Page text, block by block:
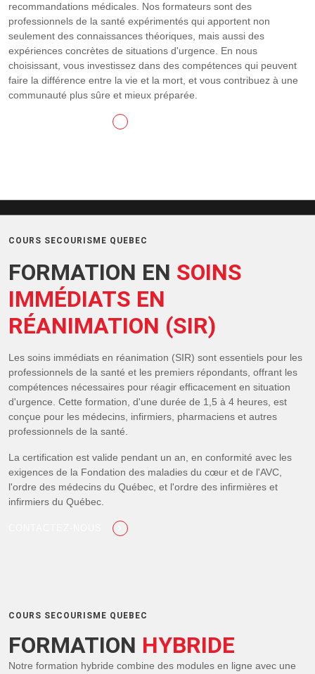
recommandations médicales. Nos formateurs sont des
professionnels de la santé expérimentés qui apportent non
seulement des connaissances théoriques, mais aussi des
expériences concrètes de situations d'urgence. En nous
choisissant, vous investissez dans des compétences qui peuvent
faire la différence entre la vie et la mort, et vous contribuez à une
communauté plus sûre et mieux préparée.
COURS SECOURISME QUEBEC
FORMATION EN SOINS
IMMÉDIATS EN
RÉANIMATION (SIR)
Les soins immédiats en réanimation (SIR) sont essentiels pour les
professionnels de la santé et les premiers répondants, offrant les
compétences nécessaires pour réagir efficacement en situation
d'urgence. Cette formation, d'une durée de 1,5 à 4 heures, est
conçue pour les médecins, infirmiers, pharmaciens et autres
professionnels de la santé.
La certification est valide pendant un an, en conformité avec les
exigences de la Fondation des maladies du cœur et de l'AVC,
l'ordre des médecins du Québec, et l'ordre des infirmières et
infirmiers du Québec.
COURS SECOURISME QUEBEC
FORMATION HYBRIDE
Notre formation hybride combine des modules en ligne avec une